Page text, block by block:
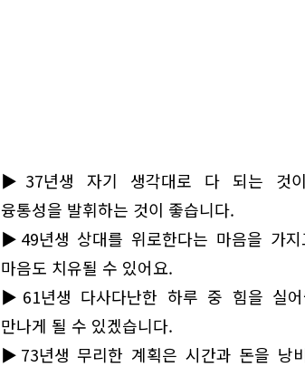
▶37년생 자기 생각대로 다 되는 것
융통성을 발휘하는 것이 좋습니다.
▶49년생 상대를 위로한다는 마음을 가지
마음도 치유될 수 있어요.
▶61년생 다사다난한 하루 중 힘을 실
만나게 될 수 있겠습니다.
▶73년생 무리한 계획은 시간과 돈을 낭